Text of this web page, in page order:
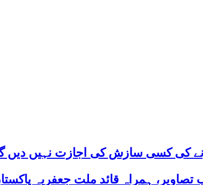
کی کسی سازش کی اجازت نہیں دیں
ہمراہ قائد ملت جعفریہ